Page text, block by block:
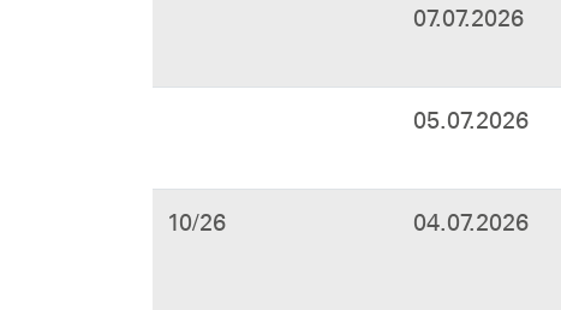
07.07.2026
05.07.2026
10/26 04.07.2026